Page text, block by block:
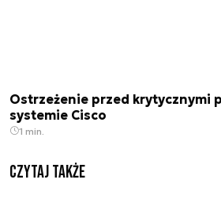
Ostrzeżenie przed krytycznymi
systemie Cisco
1 min.
Czytaj także